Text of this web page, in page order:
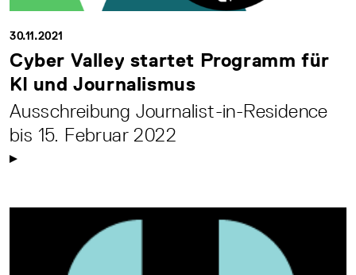
30.11.2021
Cyber Valley startet Programm für
KI und Journalismus
Ausschreibung Journalist-in-Residence
bis 15. Februar 2022